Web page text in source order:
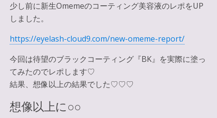
少し前に新生Omemeのコーティング美容液のレポをUP
しました。
https://eyelash-cloud9.com/new-omeme-report/
今回は待望のブラックコーティング『BK』を実際に塗っ
てみたのでレポします♡
結果、想像以上の結果でした♡♡♡
想像以上に○○